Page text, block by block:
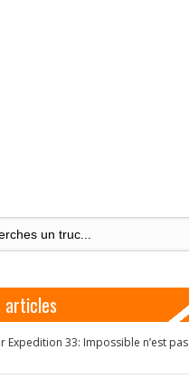
articles
Expedition 33: Impossible n’est pas